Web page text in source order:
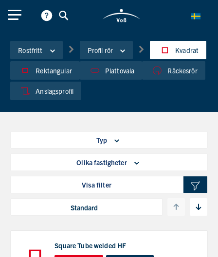
Rostfritt Profil rör Kvadrat
Rektangular Plattovala Räckesrör
Anslagsprofil
Typ
Olika fastigheter
Visa filter
Square Tube welded HF